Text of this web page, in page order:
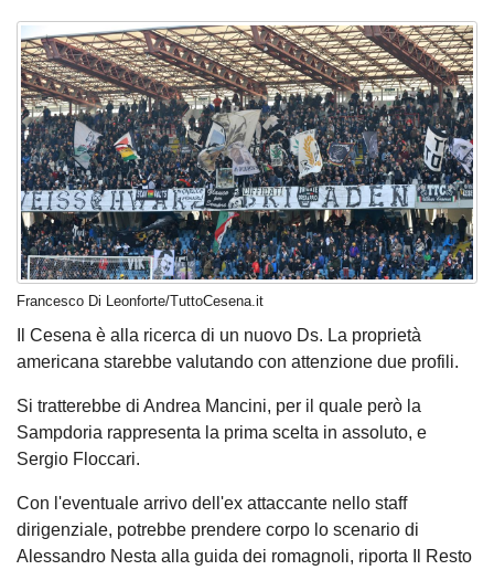
Francesco Di Leonforte/TuttoCesena.it
Il Cesena è alla ricerca di un nuovo Ds. La proprietà
americana starebbe valutando con attenzione due profili.
Si tratterebbe di Andrea Mancini, per il quale però la
Sampdoria rappresenta la prima scelta in assoluto, e
Sergio Floccari.
Con l'eventuale arrivo dell'ex attaccante nello staff
dirigenziale, potrebbe prendere corpo lo scenario di
Alessandro Nesta alla guida dei romagnoli, riporta Il Resto